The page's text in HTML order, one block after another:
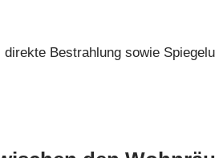
Bestrahlung sowie